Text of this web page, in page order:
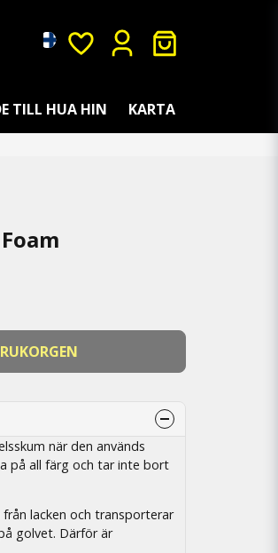
TILL HUA HIN KARTA
när den används
på all färg och tar inte bort
lacken och transporterar
golvet. Därför är